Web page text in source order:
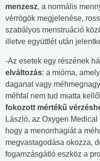
menzesz, a normális
vérrögök megjelenése,
szabályos menstruáció
illetve együttlét után
-Az esetek egy részének
elváltozás: a mióma,
daganat vagy
méhfal nem tud miatta
fokozott mértékű
László, az Oxygen
hogy a menorrhagiát a
megvastagodása okozza,
fogamzásgátló eszköz a